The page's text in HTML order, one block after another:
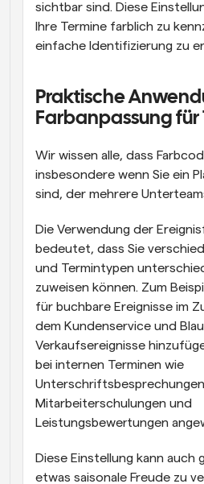
sichtbar sind. Diese
Ihre Termine farblich zu
einfache Identifizierung zu
Praktische
Farbanpassung für
Wir wissen alle, dass
insbesondere wenn Sie ein
sind, der mehrere
Die Verwendung der
bedeutet, dass Sie
und Termintypen
zuweisen können. Zum
für buchbare Ereignisse im
dem Kundenservice und
Verkaufsereignisse
bei internen Terminen wie
Mitarbeiterschulungen und
Leistungsbewertungen
Diese Einstellung kann auch
etwas saisonale Freude zu